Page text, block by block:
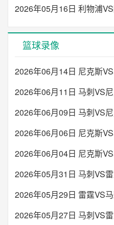
篮球录像
2026年05月31日 马刺VS
2026年05月29日 雷霆VS
2026年05月27日 马刺VS